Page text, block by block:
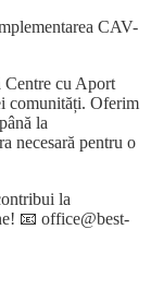
CAV-
Centre cu Aport
comunități. Oferim
la
necesară pentru o
la
📧 office@best-